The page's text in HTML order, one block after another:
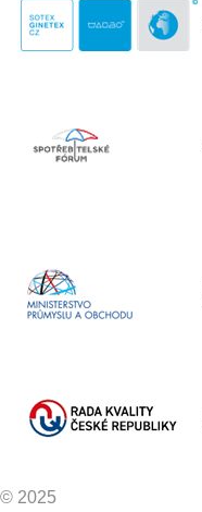
© 2025